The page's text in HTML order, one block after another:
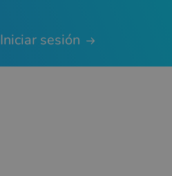
Iniciar sesión